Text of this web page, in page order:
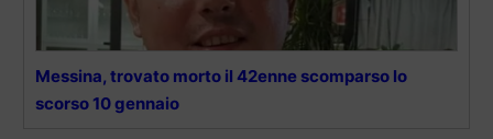
Messina, trovato morto il 42enne scomparso lo
scorso 10 gennaio